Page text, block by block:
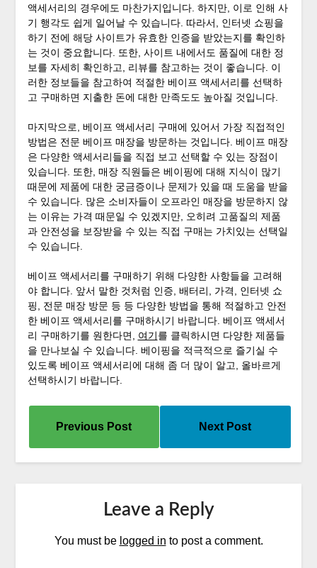
액세서리의 경우에도 마찬가지입니다. 하지만, 이로 인해 사
기 행각도 쉽게 일어날 수 있습니다. 따라서, 인터넷 쇼핑을
하기 전에 해당 사이트가 유효한 인증을 받았는지를 확인하
는 것이 중요합니다. 또한, 사이트 내에서도 품질에 대한 정
보를 자세히 확인하고, 리뷰를 참고하는 것이 좋습니다. 이
러한 정보들을 참고하여 적절한 베이프 액세서리를 선택하
고 구매하면 지출한 돈에 대한 만족도도 높아질 것입니다.
마지막으로, 베이프 액세서리 구매에 있어서 가장 직접적인
방법은 전문 베이프 매장을 방문하는 것입니다. 베이프 매장
은 다양한 액세서리들을 직접 보고 선택할 수 있는 장점이
있습니다. 또한, 매장 직원들은 베이핑에 대해 지식이 많기
때문에 제품에 대한 궁금증이나 문제가 있을 때 도움을 받을
수 있습니다. 많은 소비자들이 오프라인 매장을 방문하지 않
는 이유는 가격 때문일 수 있겠지만, 오히려 고품질의 제품
과 안전성을 보장받을 수 있는 직접 구매는 가치있는 선택일
수 있습니다.
베이프 액세서리를 구매하기 위해 다양한 사항들을 고려해
야 합니다. 앞서 말한 것처럼 인증, 배터리, 가격, 인터넷 쇼
핑, 전문 매장 방문 등 등 다양한 방법을 통해 적절하고 안전
한 베이프 액세서리를 구매하시기 바랍니다. 베이프 액세서
리 구매하기를 원한다면, 여기를 클릭하시면 다양한 제품들
을 만나보실 수 있습니다. 베이핑을 적극적으로 즐기실 수
있도록 베이프 액세서리에 대해 좀 더 많이 알고, 올바르게
선택하시기 바랍니다.
Previous Post Next Post
Leave a Reply
You must be logged in to post a comment.